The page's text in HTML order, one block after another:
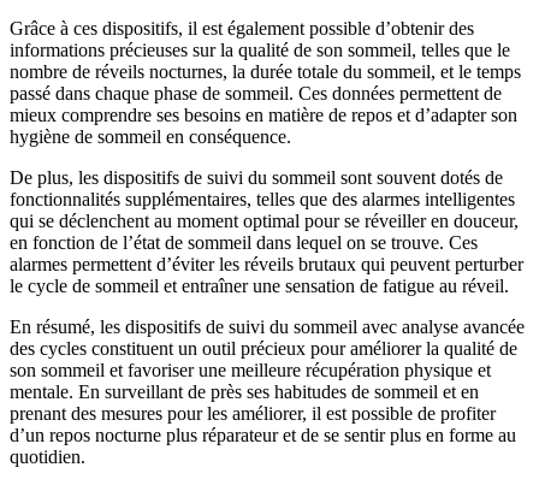
Grâce à ces dispositifs, il est également possible d’obtenir des
informations précieuses sur la qualité de son sommeil, telles que le
nombre de réveils nocturnes, la durée totale du sommeil, et le temps
passé dans chaque phase de sommeil. Ces données permettent de
mieux comprendre ses besoins en matière de repos et d’adapter son
hygiène de sommeil en conséquence.
De plus, les dispositifs de suivi du sommeil sont souvent dotés de
fonctionnalités supplémentaires, telles que des alarmes intelligentes
qui se déclenchent au moment optimal pour se réveiller en douceur,
en fonction de l’état de sommeil dans lequel on se trouve. Ces
alarmes permettent d’éviter les réveils brutaux qui peuvent perturber
le cycle de sommeil et entraîner une sensation de fatigue au réveil.
En résumé, les dispositifs de suivi du sommeil avec analyse avancée
des cycles constituent un outil précieux pour améliorer la qualité de
son sommeil et favoriser une meilleure récupération physique et
mentale. En surveillant de près ses habitudes de sommeil et en
prenant des mesures pour les améliorer, il est possible de profiter
d’un repos nocturne plus réparateur et de se sentir plus en forme au
quotidien.